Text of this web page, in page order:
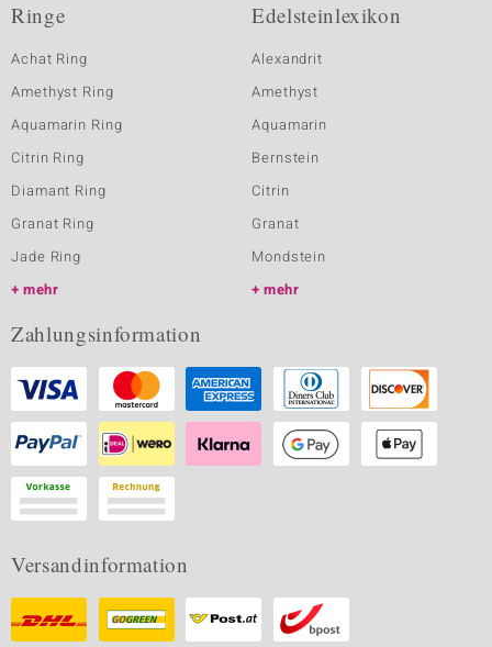
Ringe
Achat Ring
Amethyst Ring
Aquamarin Ring
Citrin Ring
Diamant Ring
Granat Ring
Jade Ring
mehr
Edelsteinlexikon
Alexandrit
Amethyst
Aquamarin
Bernstein
Citrin
Granat
Mondstein
mehr
Zahlungsinformation
Versandinformation